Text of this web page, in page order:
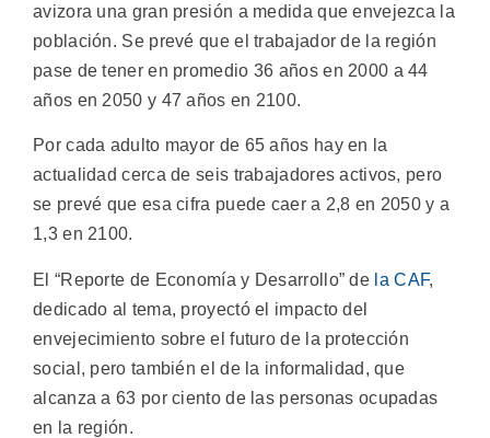
avizora una gran presión a medida que envejezca la
población. Se prevé que el trabajador de la región
pase de tener en promedio 36 años en 2000 a 44
años en 2050 y 47 años en 2100.
Por cada adulto mayor de 65 años hay en la
actualidad cerca de seis trabajadores activos, pero
se prevé que esa cifra puede caer a 2,8 en 2050 y a
1,3 en 2100.
El “Reporte de Economía y Desarrollo” de la CAF,
dedicado al tema, proyectó el impacto del
envejecimiento sobre el futuro de la protección
social, pero también el de la informalidad, que
alcanza a 63 por ciento de las personas ocupadas
en la región.